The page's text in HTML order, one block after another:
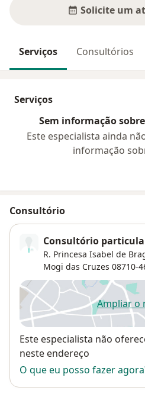
Solicite um
Serviços Consultórios
Serviços
Sem informação
Este especialista ainda
informação
Consultório
Consultório
R. Princesa Isabel de
Mogi das Cruzes 08710-
Ampliar o
Disponibilidade
Este especialista não
neste endereço
O que eu posso fazer